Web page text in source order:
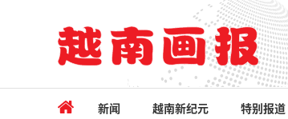
新闻 越南新纪元 特别报道